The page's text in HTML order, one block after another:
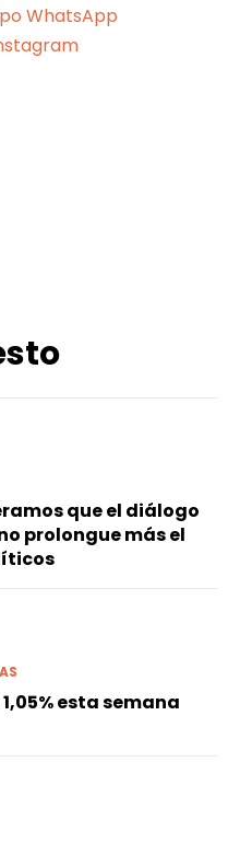
WhatsApp
que el diálogo
prolongue más el
esta semana